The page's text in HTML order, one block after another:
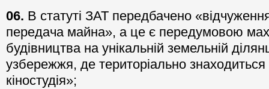
06. В статуті ЗАТ передбачено
передача майна», а це є передумовою
будівництва на унікальній земельній
узбережжя, де територіально
кіностудія»;